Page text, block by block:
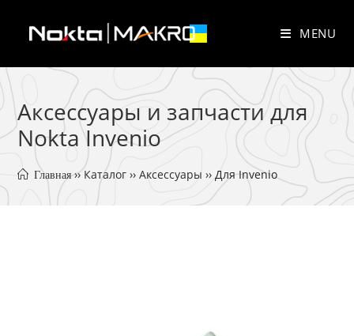
content
MENU
Аксессуары и запчасти для
Nokta Invenio
Главная ›› Каталог ›› Аксессуары ›› Для Invenio